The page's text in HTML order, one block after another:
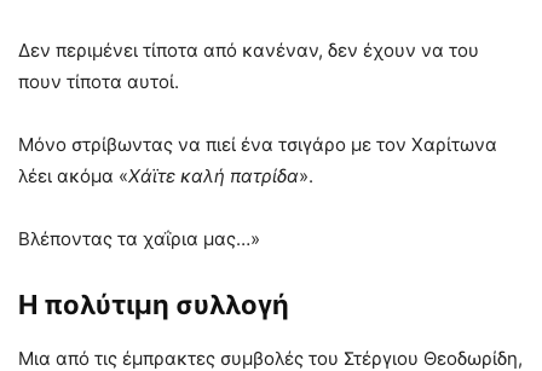
Δεν περιμένει τίποτα από κανέναν, δεν έχουν να του
πουν τίποτα αυτοί.
Μόνο στρίβωντας να πιεί ένα τσιγάρο με τον Χαρίτωνα
λέει ακόμα «Χάϊτε καλή πατρίδα».
Βλέποντας τα χαΐρια μας…»
Η πολύτιμη συλλογή
Μια από τις έμπρακτες συμβολές του Στέργιου Θεοδωρίδη,